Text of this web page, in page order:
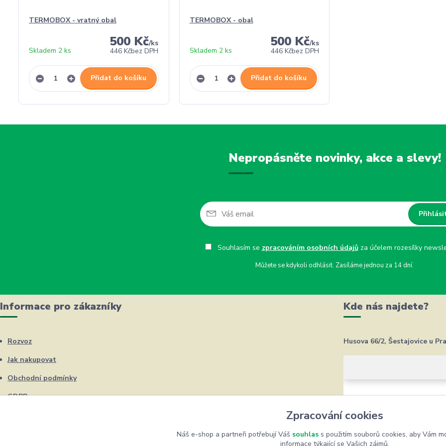
TERMOBOX - vratný obal
500 Kč/ks
446 Kčbez DPH
Skladem 2 ks
Přidat do košíku
TERMOBOX - obal
500 Kč/ks
446 Kčbez DPH
Skladem 2 ks
Přidat do košíku
Nepropásněte novinky, akce a slevy!
Souhlasím se zpracováním osobních údajůza účelem rozesílky
Můžete se kdykoli odhlásit. Zasíláme jednou za 14 dní.
Informace pro zákazníky
Rozvoz
Jak nakupovat
Obchodní podmínky
GDPR
Kde nás najdete?
Husova 66/2, Šestajovice u
Zpracování cookies
Náš e-shop a partneři potřebují Váš souhlass použitím souborů cookies, aby Vám
informace týkající se Vašich zájmů.